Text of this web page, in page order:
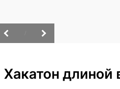
Хакатон длиной